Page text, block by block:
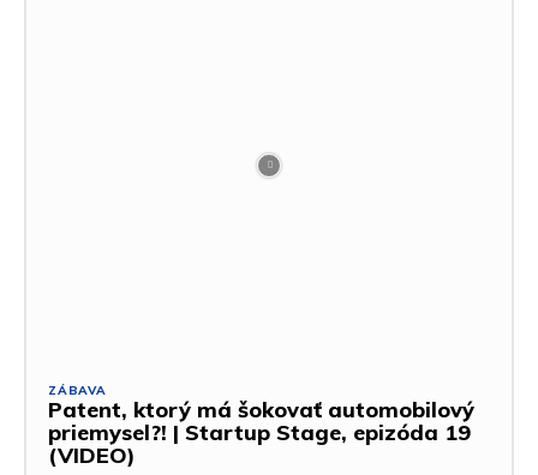
ZÁBAVA
Patent, ktorý má šokovať automobilový
priemysel?! | Startup Stage, epizóda 19
(VIDEO)